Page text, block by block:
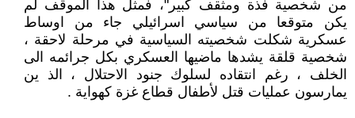
من شخصية فذة ومثقف كبير"، فمثل هذا الموقف لم
يكن متوقعا من سياسي اسرائيلي جاء من اوساط
عسكرية شكلت شخصيته السياسية في مرحلة لاحقة ،
شخصية قلقة يشدها ماضيها العسكري بكل جرائمه الى
الخلف ، رغم انتقاده لسلوك جنود الاحتلال ، الذ ين
يمارسون عمليات قتل لأطفال قطاع غزة كهواية .